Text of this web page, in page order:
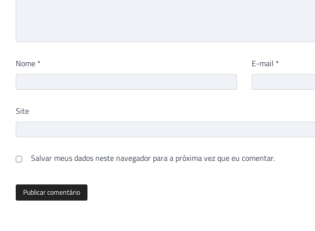
Nome * E-mail *
Site
Salvar meus dados neste navegador para a próxima vez que eu comentar.